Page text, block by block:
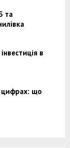
та
в
цифрах: що